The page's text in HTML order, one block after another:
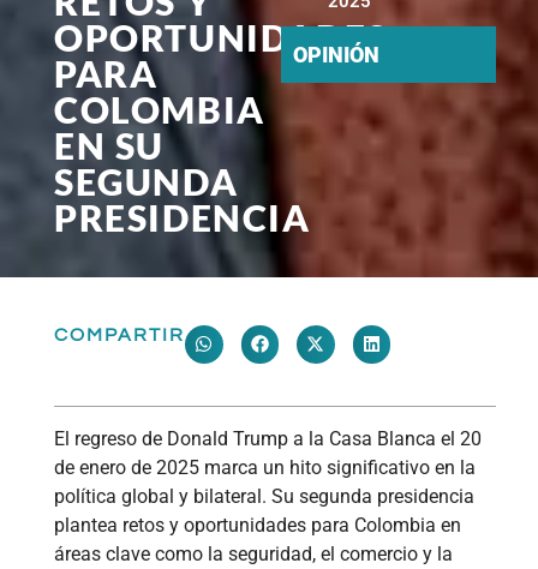
OPORTUNIDADES
PARA
COLOMBIA
EN SU
SEGUNDA
PRESIDENCIA
OPINIÓN
COMPARTIR
El regreso de Donald Trump a la Casa Blanca el 20
de enero de 2025 marca un hito significativo en la
política global y bilateral. Su segunda presidencia
plantea retos y oportunidades para Colombia en
áreas clave como la seguridad, el comercio y la